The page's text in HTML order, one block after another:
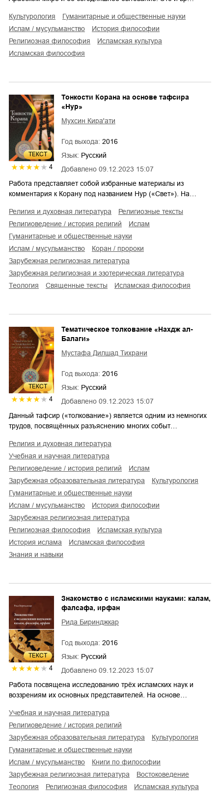
культурология
гуманитарные и общественные науки
Ислам / мусульманство
история философии
религиозная философия
исламская культура
исламская философия
ТЕКСТ
4 Добавлено 09.12.2023 15:07
Тонкости Корана на основе тафсира
«Нур»
Мухсин Кира'ати
Год выхода: 2016
Язык: Русский
Работа представляет собой избранные материалы из
комментария к Корану под названием Нур («Свет»). На…
религия и духовная литература
религиозные тексты
религиоведение / история религий
ислам
гуманитарные и общественные науки
Ислам / мусульманство
коран / пророки
зарубежная религиозная литература
зарубежная религиозная и эзотерическая литература
теология
священные тексты исламская философия
ТЕКСТ
4 Добавлено 09.12.2023 15:07
Тематическое толкование «Нахдж ал-
Балаги»
Мустафа Дилшад Тихрани
Год выхода: 2016
Язык: Русский
Данный тафсир («толкование») является одним из немногих
трудов, посвящённых разъяснению многих событ…
религия и духовная литература
учебная и научная литература
религиоведение / история религий
ислам
зарубежная образовательная литература
культурология
гуманитарные и общественные науки
Ислам / мусульманство
история философии
зарубежная религиозная литература
религиозная философия
исламская культура
история ислама
исламская философия
знания и навыки
ТЕКСТ
4 Добавлено 09.12.2023 15:07
Знакомство с исламскими науками: калам,
фалсафа, ирфан
Рида Биринджкар
Год выхода: 2016
Язык: Русский
Работа посвящена исследованию трёх исламских наук и
воззрениям их основных представителей. На основе…
учебная и научная литература
религиоведение / история религий
зарубежная образовательная литература
культурология
гуманитарные и общественные науки
Ислам / мусульманство
книги по философии
зарубежная религиозная литература
востоковедение
теология
религиозная философия
исламская культура